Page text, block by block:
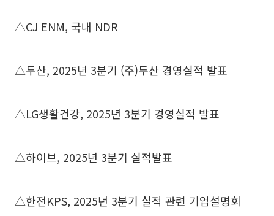
△CJ ENM, 국내 NDR
△두산, 2025년 3분기 (주)두산 경영실적 발표
△LG생활건강, 2025년 3분기 경영실적 발표
△하이브, 2025년 3분기 실적발표
△한전KPS, 2025년 3분기 실적 관련 기업설명회